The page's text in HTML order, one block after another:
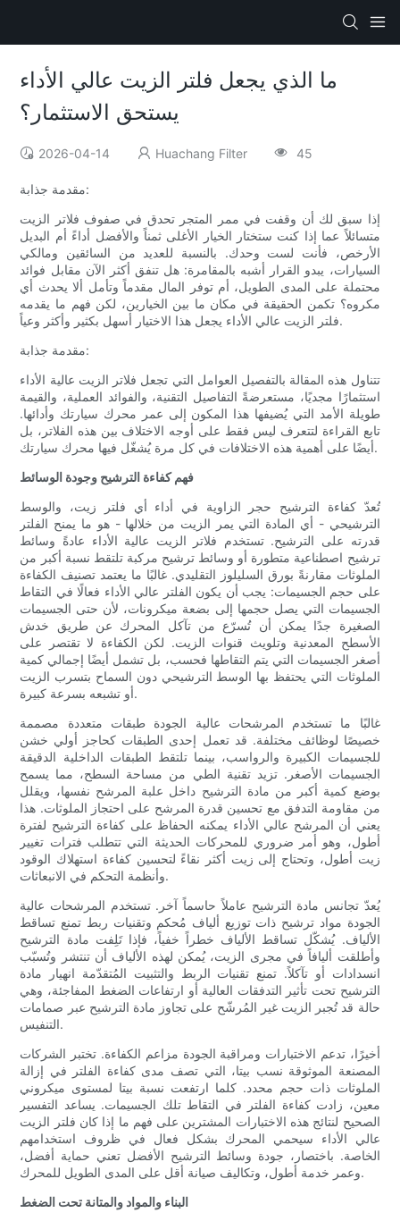
ما الذي يجعل فلتر الزيت عالي الأداء
يستحق الاستثمار؟
2026-04-14 Huachang Filter 45
مقدمة جذابة:
إذا سبق لك أن وقفت في ممر المتجر تحدق في صفوف فلاتر الزيت
متسائلاً عما إذا كنت ستختار الخيار الأغلى ثمناً والأفضل أداءً أم البديل
الأرخص، فأنت لست وحدك. بالنسبة للعديد من السائقين ومالكي
السيارات، يبدو القرار أشبه بالمقامرة: هل تنفق أكثر الآن مقابل فوائد
محتملة على المدى الطويل، أم توفر المال مقدماً وتأمل ألا يحدث أي
مكروه؟ تكمن الحقيقة في مكان ما بين الخيارين، لكن فهم ما يقدمه
فلتر الزيت عالي الأداء يجعل هذا الاختيار أسهل بكثير وأكثر وعياً.
مقدمة جذابة:
تتناول هذه المقالة بالتفصيل العوامل التي تجعل فلاتر الزيت عالية الأداء
استثمارًا مجديًا، مستعرضةً التفاصيل التقنية، والفوائد العملية، والقيمة
طويلة الأمد التي يُضيفها هذا المكون إلى عمر محرك سيارتك وأدائها.
تابع القراءة لتتعرف ليس فقط على أوجه الاختلاف بين هذه الفلاتر، بل
أيضًا على أهمية هذه الاختلافات في كل مرة يُشغّل فيها محرك سيارتك.
فهم كفاءة الترشيح وجودة الوسائط
تُعدّ كفاءة الترشيح حجر الزاوية في أداء أي فلتر زيت، والوسط
الترشيحي - أي المادة التي يمر الزيت من خلالها - هو ما يمنح الفلتر
قدرته على الترشيح. تستخدم فلاتر الزيت عالية الأداء عادةً وسائط
ترشيح اصطناعية متطورة أو وسائط ترشيح مركبة تلتقط نسبة أكبر من
الملوثات مقارنةً بورق السليلوز التقليدي. غالبًا ما يعتمد تصنيف الكفاءة
على حجم الجسيمات: يجب أن يكون الفلتر عالي الأداء فعالًا في التقاط
الجسيمات التي يصل حجمها إلى بضعة ميكرونات، لأن حتى الجسيمات
الصغيرة جدًا يمكن أن تُسرّع من تآكل المحرك عن طريق خدش
الأسطح المعدنية وتلويث قنوات الزيت. لكن الكفاءة لا تقتصر على
أصغر الجسيمات التي يتم التقاطها فحسب، بل تشمل أيضًا إجمالي كمية
الملوثات التي يحتفظ بها الوسط الترشيحي دون السماح بتسرب الزيت
أو تشبعه بسرعة كبيرة.
غالبًا ما تستخدم المرشحات عالية الجودة طبقات متعددة مصممة
خصيصًا لوظائف مختلفة. قد تعمل إحدى الطبقات كحاجز أولي خشن
للجسيمات الكبيرة والرواسب، بينما تلتقط الطبقات الداخلية الدقيقة
الجسيمات الأصغر. تزيد تقنية الطي من مساحة السطح، مما يسمح
بوضع كمية أكبر من مادة الترشيح داخل علبة المرشح نفسها، ويقلل
من مقاومة التدفق مع تحسين قدرة المرشح على احتجاز الملوثات. هذا
يعني أن المرشح عالي الأداء يمكنه الحفاظ على كفاءة الترشيح لفترة
أطول، وهو أمر ضروري للمحركات الحديثة التي تتطلب فترات تغيير
زيت أطول، وتحتاج إلى زيت أكثر نقاءً لتحسين كفاءة استهلاك الوقود
وأنظمة التحكم في الانبعاثات.
يُعدّ تجانس مادة الترشيح عاملاً حاسماً آخر. تستخدم المرشحات عالية
الجودة مواد ترشيح ذات توزيع ألياف مُحكم وتقنيات ربط تمنع تساقط
الألياف. يُشكّل تساقط الألياف خطراً خفياً، فإذا تَلِفت مادة الترشيح
وأطلقت أليافاً في مجرى الزيت، يُمكن لهذه الألياف أن تنتشر وتُسبّب
انسدادات أو تآكلاً. تمنع تقنيات الربط والتثبيت المُتقدّمة انهيار مادة
الترشيح تحت تأثير التدفقات العالية أو ارتفاعات الضغط المفاجئة، وهي
حالة قد تُجبر الزيت غير المُرشّح على تجاوز مادة الترشيح عبر صمامات
التنفيس.
أخيرًا، تدعم الاختبارات ومراقبة الجودة مزاعم الكفاءة. تختبر الشركات
المصنعة الموثوقة نسب بيتا، التي تصف مدى كفاءة الفلتر في إزالة
الملوثات ذات حجم محدد. كلما ارتفعت نسبة بيتا لمستوى ميكروني
معين، زادت كفاءة الفلتر في التقاط تلك الجسيمات. يساعد التفسير
الصحيح لنتائج هذه الاختبارات المشترين على فهم ما إذا كان فلتر الزيت
عالي الأداء سيحمي المحرك بشكل فعال في ظروف استخدامهم
الخاصة. باختصار، جودة وسائط الترشيح الأفضل تعني حماية أفضل،
وعمر خدمة أطول، وتكاليف صيانة أقل على المدى الطويل للمحرك.
البناء والمواد والمتانة تحت الضغط